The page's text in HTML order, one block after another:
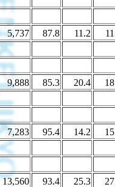
5,737 87.8 11.2
9,888 85.3 20.4
7,283 95.4 14.2
13,560 93.4 25.3